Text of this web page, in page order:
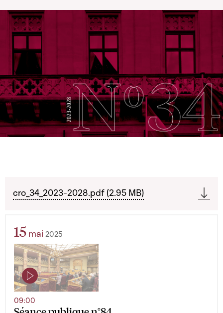
cro_34_2023-2028.pdf (2.95 MB)
15 mai 2025
09:00